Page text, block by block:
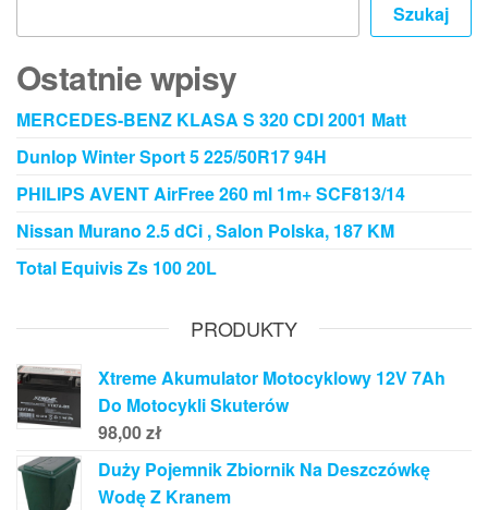
Szukaj
Ostatnie wpisy
MERCEDES-BENZ KLASA S 320 CDI 2001 Matt
Dunlop Winter Sport 5 225/50R17 94H
PHILIPS AVENT AirFree 260 ml 1m+ SCF813/14
Nissan Murano 2.5 dCi , Salon Polska, 187 KM
Total Equivis Zs 100 20L
PRODUKTY
Xtreme Akumulator Motocyklowy 12V 7Ah
Do Motocykli Skuterów
98,00zł
Duży Pojemnik Zbiornik Na Deszczówkę
Wodę Z Kranem